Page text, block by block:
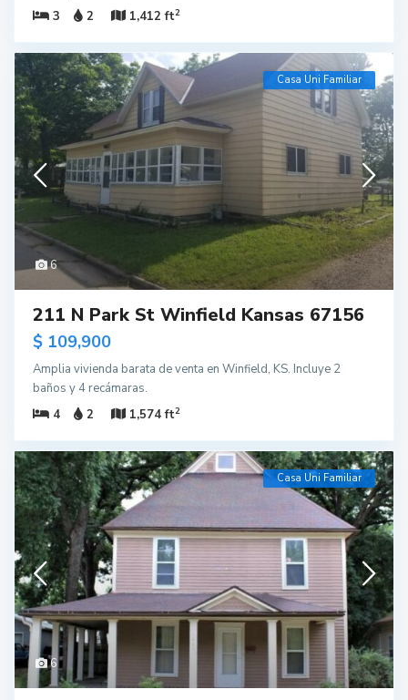
3
2 1,412 ft2
6
Casa Uni Familiar
211 N Park St Winfield Kansas 67156
$ 109,900
Amplia vivienda barata de venta en Winfield, KS. Incluye 2
baños y 4 recámaras.
4
2 1,574 ft2
6
Casa Uni Familiar